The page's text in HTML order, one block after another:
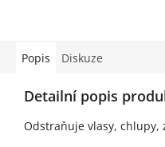
Popis Diskuze
Detailní popis
Odstraňuje vlasy, chlupy,